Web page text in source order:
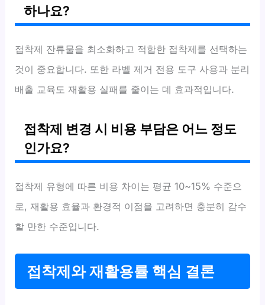
하나요?
접착제 잔류물을 최소화하고 적합한 접착제를 선택하는
것이 중요합니다. 또한 라벨 제거 전용 도구 사용과 분리
배출 교육도 재활용 실패를 줄이는 데 효과적입니다.
접착제 변경 시 비용 부담은 어느 정도
인가요?
접착제 유형에 따른 비용 차이는 평균 10~15% 수준으
로, 재활용 효율과 환경적 이점을 고려하면 충분히 감수
할 만한 수준입니다.
접착제와 재활용률 핵심 결론